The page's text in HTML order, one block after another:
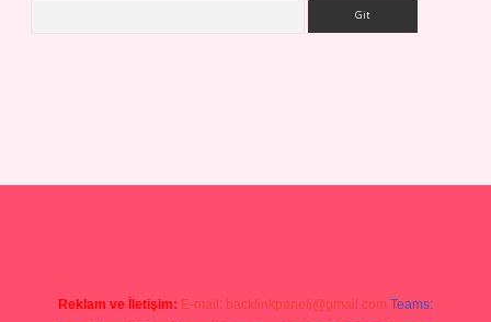
Reklam ve İletişim: E-mail: backlinkpaneli@gmail.com Teams: